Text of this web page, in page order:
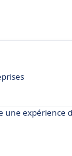
expérience